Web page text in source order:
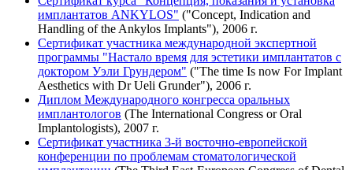
имплантатов ANKYLOS" ("Concept, Indication and
Handling of the Ankylos Implants"), 2006 г.
Сертификат участника международной экспертной
программы "Настало время для эстетики имплантатов с
доктором Уэли Грундером" ("The time Is now For Implant
Aesthetics with Dr Ueli Grunder"), 2006 г.
Диплом Международного конгресса оральных
имплантологов (The International Congress or Oral
Implantologists), 2007 г.
Сертификат участника 3-й восточно-европейской
конференции по проблемам стоматологической